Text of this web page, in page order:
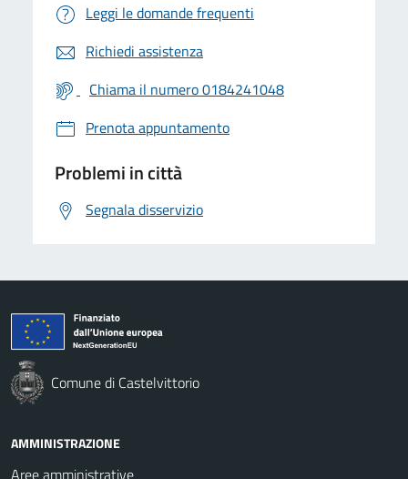
Leggi le domande frequenti
Richiedi assistenza
Chiama il numero 0184241048
Prenota appuntamento
Problemi in città
Segnala disservizio
Comune di Castelvittorio
AMMINISTRAZIONE
Aree amministrative